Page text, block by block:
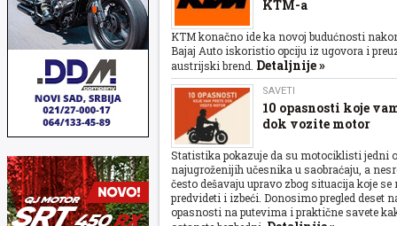
KTM-a
KTM konačno ide ka novoj budućnosti
Bajaj Auto iskoristio opciju iz ugovora i
austrijski brend. Detaljnije »
SAVETI
10 opasnosti koje
dok vozite motor
Statistika pokazuje da su motociklisti jedni
najugroženijih učesnika u saobraćaju, a
često dešavaju upravo zbog situacija koje se
predvideti i izbeći. Donosimo pregled deset
opasnosti na putevima i praktične savete